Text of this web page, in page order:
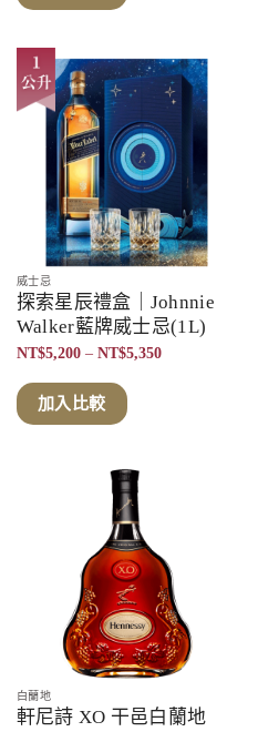
威士忌
探索星辰禮盒｜Johnnie
Walker藍牌威士忌(1L)
NT$5,200 – NT$5,350價
加入比較
白蘭地
軒尼詩 XO 干邑白蘭地